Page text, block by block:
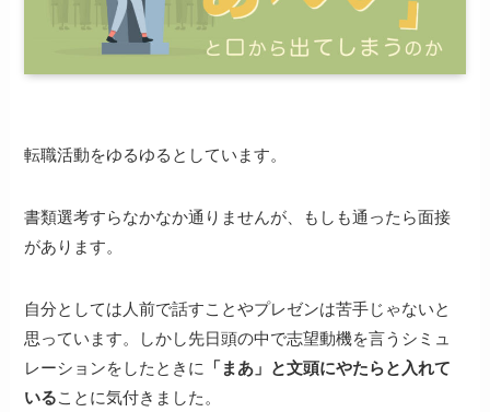
転職活動をゆるゆるとしています。
書類選考すらなかなか通りませんが、もしも通ったら面接
があります。
自分としては人前で話すことやプレゼンは苦手じゃないと
思っています。しかし先日頭の中で志望動機を言うシミュ
レーションをしたときに
「まあ」と文頭にやたらと入れて
いることに気付きました。